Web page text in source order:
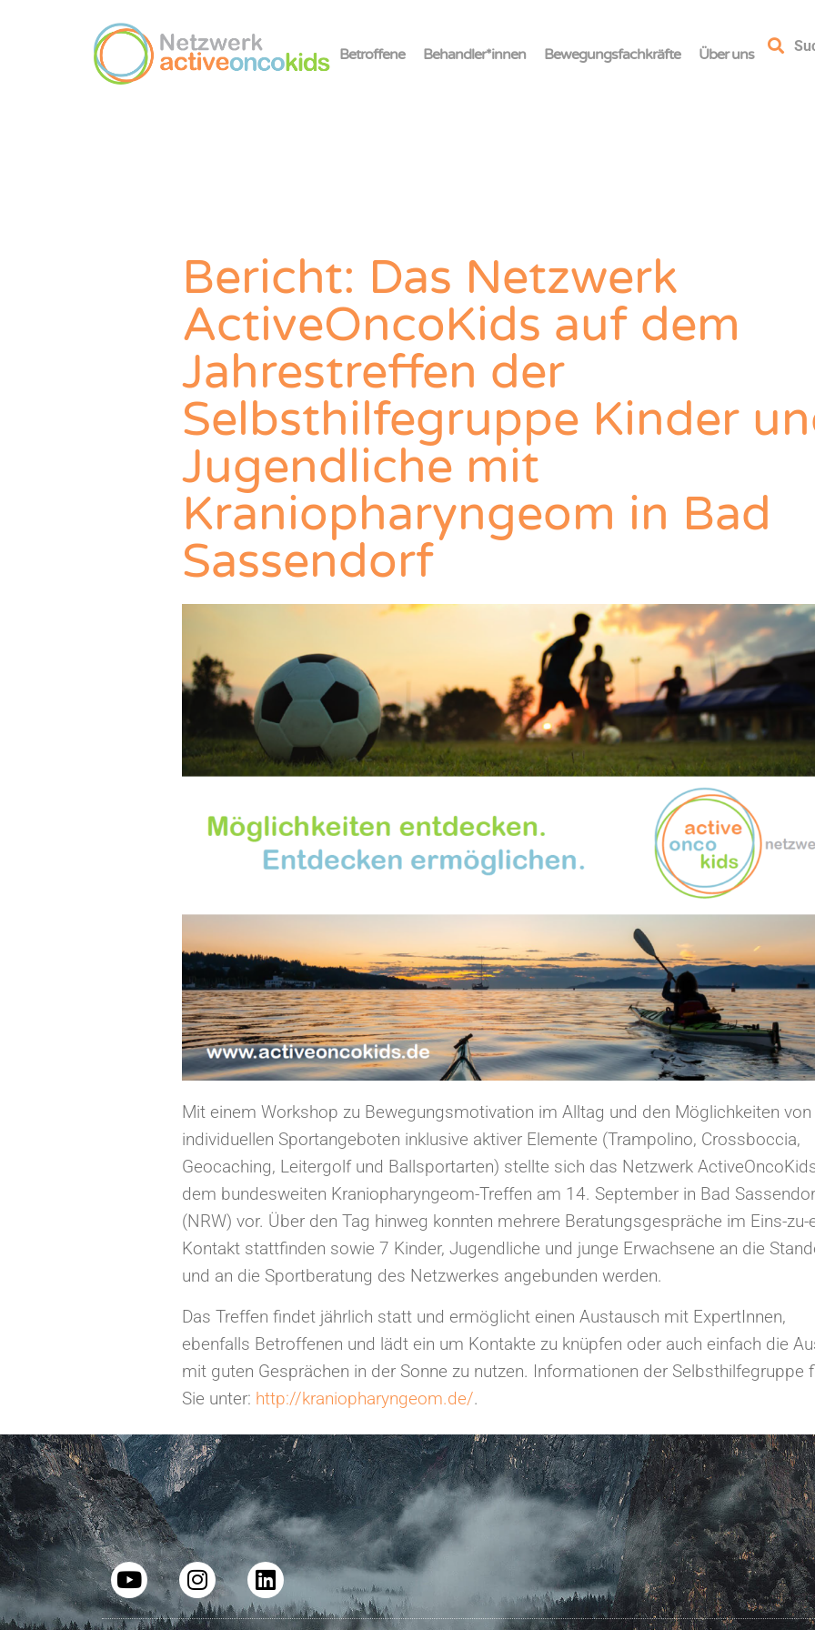
Betroffene Behandler*innen Bewegungsfachkräfte Über uns
Bericht: Das Netzwerk
ActiveOncoKids auf dem
Jahrestreffen der
Selbsthilfegruppe Kinder
Jugendliche mit
Kraniopharyngeom in Bad
Sassendorf
Mit einem Workshop zu Bewegungsmotivation im Alltag und den Möglichkeiten von
individuellen Sportangeboten inklusive aktiver Elemente (Trampolino, Crossboccia,
Geocaching, Leitergolf und Ballsportarten) stellte sich das Netzwerk
dem bundesweiten Kraniopharyngeom-Treffen am 14. September in Bad
(NRW) vor. Über den Tag hinweg konnten mehrere Beratungsgespräche im Eins-zu-
Kontakt stattfinden sowie 7 Kinder, Jugendliche und junge Erwachsene an die
und an die Sportberatung des Netzwerkes angebunden werden.
Das Treffen findet jährlich statt und ermöglicht einen Austausch mit ExpertInnen,
ebenfalls Betroffenen und lädt ein um Kontakte zu knüpfen oder auch einfach die
mit guten Gesprächen in der Sonne zu nutzen. Informationen der Selbsthilfegruppe
Sie unter: http://kraniopharyngeom.de/.